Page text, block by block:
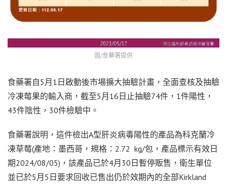
圖/食藥署提供
食藥署自5月1日啟動後市場擴大抽驗計畫，全面查核及抽驗
冷凍莓果的輸入商，截至5月16日止抽驗74件，1件陽性，
43件陰性，30件檢驗中。
食藥署說明，這件檢出A型肝炎病毒陽性的產品為科克蘭冷
凍草莓(產地：墨西哥，規格：2.72 kg/包，產品標示有效日
期2024/08/05)，該產品已於4月30日暫停販售，衛生單位
並已於5月5日要求回收已售出仍於效期內的全部Kirkland